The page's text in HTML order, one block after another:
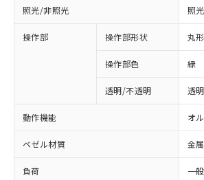
照光/非照光 照光
操作部 操作部形状 丸
操作部色 緑
透明/不透明 透明
動作機能 オ
ベゼル材質 金属
負荷 一